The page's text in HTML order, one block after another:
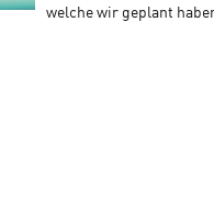
welche wir geplant